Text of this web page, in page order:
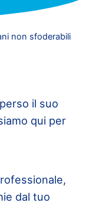
non sfoderabili
il suo
qui per
dal tuo